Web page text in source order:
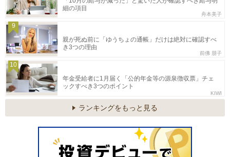
細の項目
舟本美子
9
親が死ぬ前に「ゆうちょの通帳」だけは絶対に確認すべ
き3つの理由
前佛 朋子
10
年金受給者に1月届く「公的年金等の源泉徴収票」チェ
ックすべき3つのポイント
KIWI
ランキングをもっと見る